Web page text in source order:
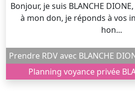
Bonjour, je suis BLANCHE
à mon don, je réponds à vos
hon...
Planning voyance privée